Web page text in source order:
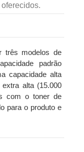
três modelos de
padrão
capacidade alta
alta (15.000
com o toner de
para o produto e